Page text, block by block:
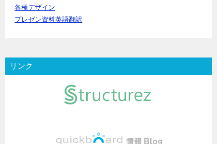
各種デザイン
プレゼン資料英語翻訳
リンク